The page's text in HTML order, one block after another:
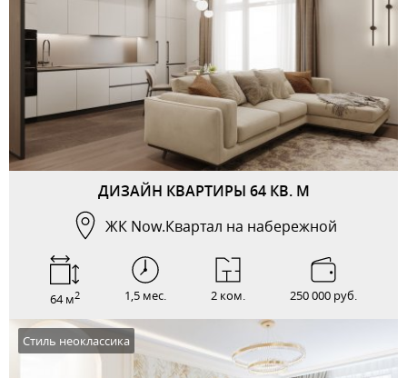
ДИЗАЙН КВАРТИРЫ 64 КВ. М
ЖК Now.Квартал на набережной
64 м2 1,5 мес. 2 ком. 250 000 руб.
Стиль неоклассика